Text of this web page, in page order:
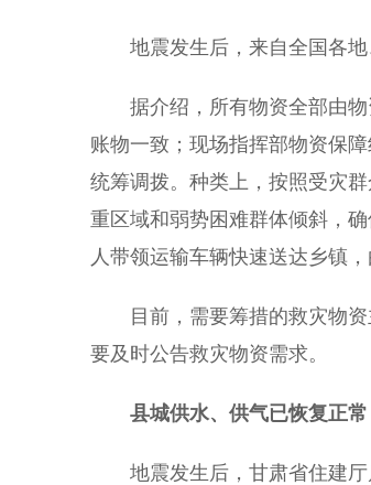
地震发生后，来自全国各地
据介绍，所有物资全部由物
账物一致；现场指挥部物资保
统筹调拨。种类上，按照受灾
重区域和弱势困难群体倾斜，
人带领运输车辆快速送达乡镇
目前，需要筹措的救灾物资
要及时公告救灾物资需求。
县城供水、供气已恢复正常
地震发生后，甘肃省住建厅